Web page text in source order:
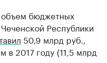
бюджетных
Республики
50,9 млрд руб.,
в 2017 году (11,5 млрд